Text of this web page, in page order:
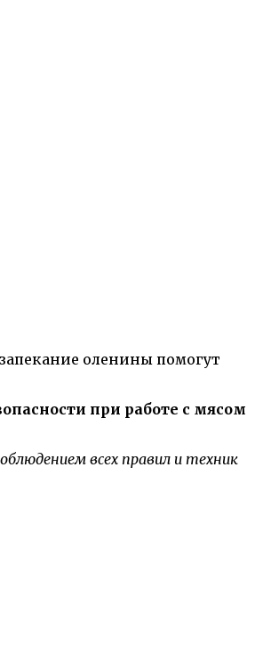
оленины помогут
при работе с мясом
всех правил и техник